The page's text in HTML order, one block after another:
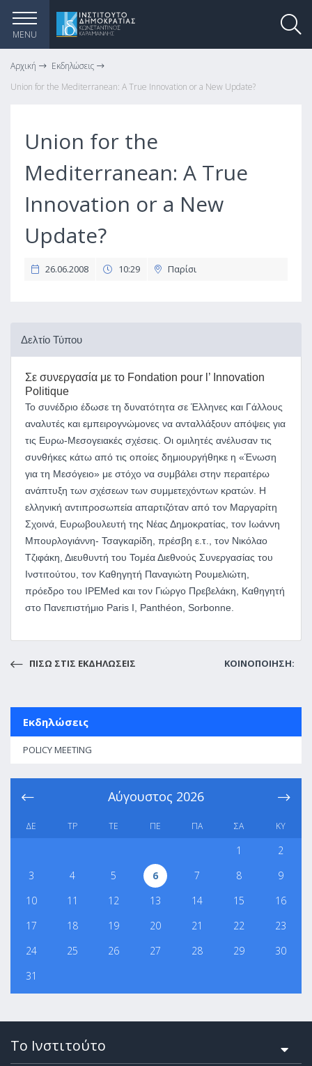
MENU
Αρχική
Εκδηλώσεις
Union for the Mediterranean: A True Innovation or a New Update?
Union for the
Mediterranean: A True
Innovation or a New
Update?
26.06.2008 10:29 Παρίσι
Δελτίο Τύπου
Σε συνεργασία με το Fondation pour l’ Innovation
Politique
Το συνέδριο έδωσε τη δυνατότητα σε Έλληνες και Γάλλους
αναλυτές και εμπειρογνώμονες να ανταλλάξουν απόψεις για
τις Ευρω-Μεσογειακές σχέσεις. Οι ομιλητές ανέλυσαν τις
συνθήκες κάτω από τις οποίες δημιουργήθηκε η «Ένωση
για τη Μεσόγειο» με στόχο να συμβάλει στην περαιτέρω
ανάπτυξη των σχέσεων των συμμετεχόντων κρατών. Η
ελληνική αντιπροσωπεία απαρτιζόταν από τον Μαργαρίτη
Σχοινά, Ευρωβουλευτή της Νέας Δημοκρατίας, τον Ιωάννη
Μπουρλογιάννη- Τσαγκαρίδη, πρέσβη ε.τ., τον Νικόλαο
Τζιφάκη, Διευθυντή του Τομέα Διεθνούς Συνεργασίας του
Ινστιτούτου, τον Καθηγητή Παναγιώτη Ρουμελιώτη,
πρόεδρο του IPEMed και τον Γιώργο Πρεβελάκη, Καθηγητή
στο Πανεπιστήμιο Paris I, Panthéon, Sorbonne.
ΠΙΣΩ ΣΤΙΣ ΕΚΔΗΛΩΣΕΙΣ ΚΟΙΝΟΠΟΙΗΣΗ:
Εκδηλώσεις
POLICY MEETING
Αύγουστος 2026
ΔΕ ΤΡ ΤΕ ΠΕ ΠΑ ΣΑ ΚΥ
1
2
3
4 5 6 7 8
9
10
11 12 13 14 15
16
17
18 19 20 21 22
23
24
25 26 27 28 29
30
31
Το Ινστιτούτο